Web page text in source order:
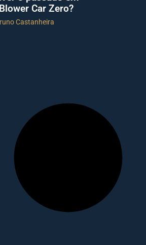
Car Zero?
Castanheira